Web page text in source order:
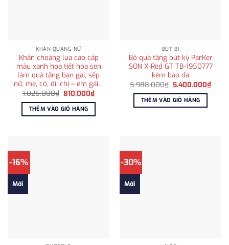
KHĂN QUÀNG NỮ
Khăn choàng lụa cao cấp
màu xanh họa tiết hoa sen
làm quà tặng bạn gái, sếp
nữ, mẹ, cô, dì, chị – em gái…
1.025.000₫ Giá
là:
1.025.000₫.
810.000₫Giá
hiện
tại
810.000₫.
THÊM VÀO GIỎ HÀNG
BÚT BI
Bộ quà tặng bút ký ParKer
SON X-Red GT TB-1950777
kèm bao da
5.988.000₫ Giá
là:
5.988.000₫.
5.400.000₫Giá
hiện
THÊM VÀO GIỎ HÀNG
-16%
Mới
-30%
Mới